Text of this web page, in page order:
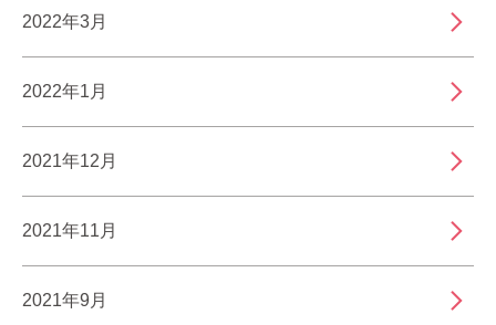
2022年3月
2022年1月
2021年12月
2021年11月
2021年9月